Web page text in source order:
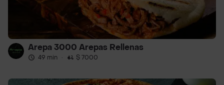
Arepa 3000 Arepas Rellenas
49 min · $ 7000